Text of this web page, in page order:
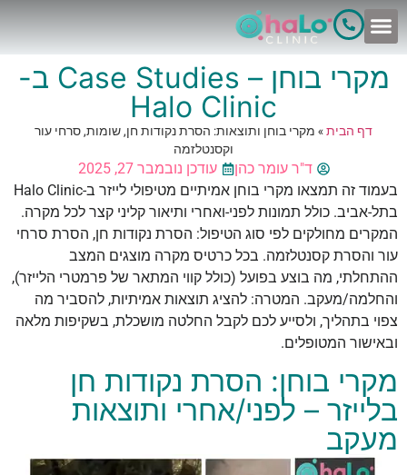
מקרי בוחן – Case Studies ב-
Halo Clinic
דף הבית» מקרי בוחן ותוצאות: הסרת נקודות חן, שומות, סרחי עור
וקסנטלזמה
ד"ר עומר כהן
עודכן נובמבר 27, 2025
בעמוד זה תמצאו מקרי בוחן אמיתיים מטיפולי לייזר ב-Halo Clinic
בתל-אביב. כולל תמונות לפני-ואחרי ותיאור קליני קצר לכל מקרה.
המקרים מחולקים לפי סוג הטיפול: הסרת נקודות חן, הסרת סרחי
עור והסרת קסנטלזמה. בכל כרטיס מקרה מוצגים המצב
ההתחלתי, מה בוצע בפועל (כולל קווי המתאר של פרמטרי הלייזר),
והחלמה/מעקב. המטרה: להציג תוצאות אמיתיות, להסביר מה
צפוי בתהליך, ולסייע לכם לקבל החלטה מושכלת, בשקיפות מלאה
ובאישור המטופלים.
מקרי בוחן: הסרת נקודות חן
בלייזר – לפני/אחרי ותוצאות
מעקב